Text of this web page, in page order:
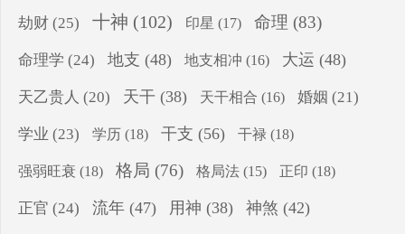
劫财 (25) 十神 (102) 印星 (17) 命理 (83)
命理学 (24) 地支 (48) 地支相冲 (16) 大运 (48)
天乙贵人 (20) 天干 (38) 天干相合 (16) 婚姻 (21)
学业 (23) 学历 (18) 干支 (56) 干禄 (18)
强弱旺衰 (18) 格局 (76) 格局法 (15) 正印 (18)
正官 (24) 流年 (47) 用神 (38) 神煞 (42)